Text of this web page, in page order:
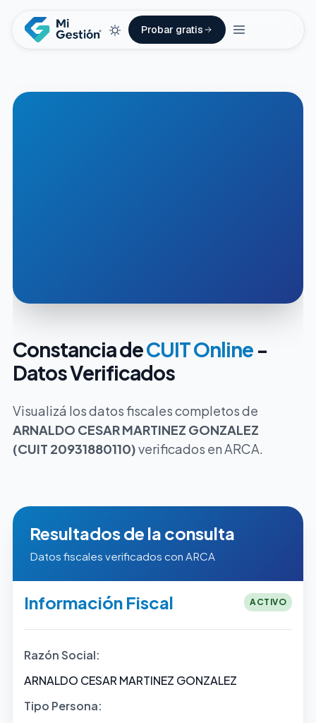
Probar gratis
Constancia deCUIT Online -
Datos Verificados
Visualizá los datos fiscales completos de
ARNALDO CESAR MARTINEZ GONZALEZ
(CUIT 20931880110)verificados en ARCA.
Resultados de la consulta
Datos fiscales verificados con ARCA
Información Fiscal ACTIVO
Razón Social:
ARNALDO CESAR MARTINEZ GONZALEZ
Tipo Persona: